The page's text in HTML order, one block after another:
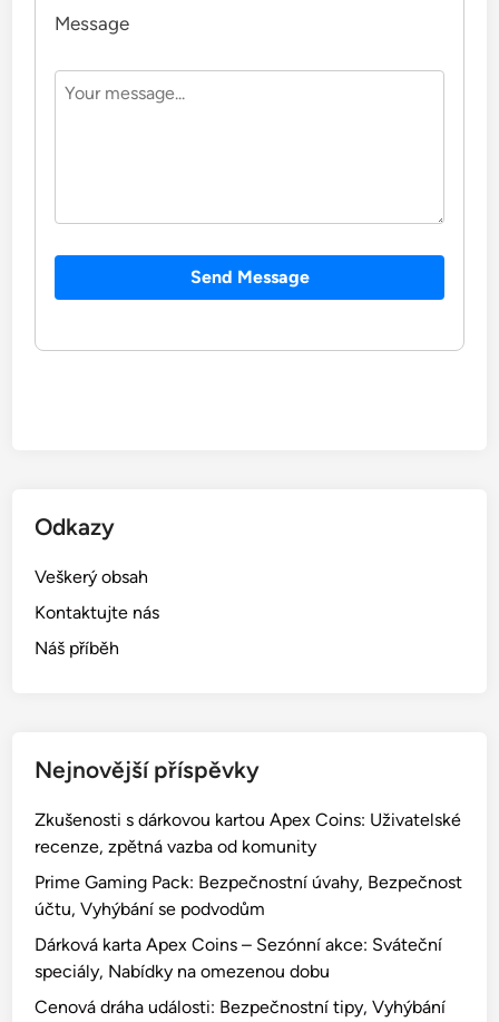
Message
Send Message
Odkazy
Veškerý obsah
Kontaktujte nás
Náš příběh
Nejnovější příspěvky
Zkušenosti s dárkovou kartou Apex Coins: Uživatelské
recenze, zpětná vazba od komunity
Prime Gaming Pack: Bezpečnostní úvahy, Bezpečnost
účtu, Vyhýbání se podvodům
Dárková karta Apex Coins – Sezónní akce: Sváteční
speciály, Nabídky na omezenou dobu
Cenová dráha události: Bezpečnostní tipy, Vyhýbání